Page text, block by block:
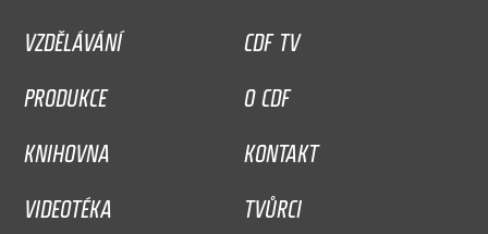
VZDĚLÁVÁNÍ
CDF TV
PRODUKCE
O CDF
KNIHOVNA
KONTAKT
VIDEOTÉKA
TVŮRCI